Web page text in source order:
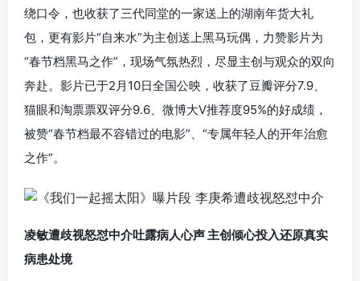
绕口令，也收获了三代同堂的一家送上的湖南年货大礼
包，更有影片“自来水”为主创送上黑马玩偶，力赞影片为
“春节档黑马之作”，现场气氛热烈，尽显主创与观众的双向
奔赴。影片已于2月10日全国公映，收获了豆瓣评分7.9、
猫眼和淘票票双评分9.6、微博大V推荐度95%的好成绩，
被赞“春节档最不容错过的电影”、“专属年轻人的开年治愈
之作”。
凌敏遭歧视怒怼中介吐露病人心声 主创倾心投入还原真实
病患处境